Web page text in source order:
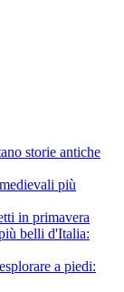
storie antiche
più
in primavera
belli d'Italia:
a piedi: